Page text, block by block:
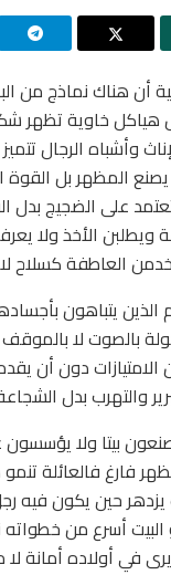
أن هناك نماذج من
هياكل خاوية تظهر
وأشباه الرجال
المظهر بل القوة
على الضجيج بدل
ويطلبن الأخذ ولا
العاطفة كسلاح
الذين يتباهون
بالصوت لا
دون أن
والتهرب بدل
بيتا ولا يؤسسون
فارغ فالعائلة
حين يكون فيه
أسرع من خطواته
في أولاده أمانة